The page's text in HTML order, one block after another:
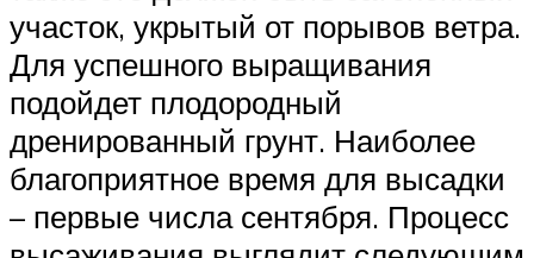
участок, укрытый от порывов ветра.
Для успешного выращивания
подойдет плодородный
дренированный грунт. Наиболее
благоприятное время для высадки
– первые числа сентября. Процесс